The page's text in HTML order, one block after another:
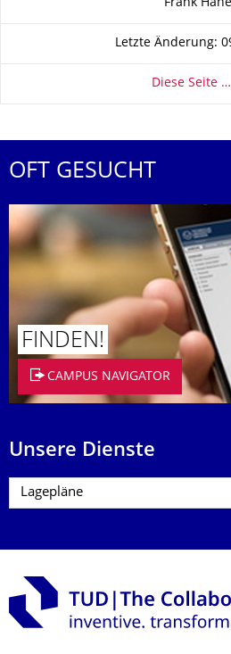
Frank Hänel
Letzte Änderung:
Diese Seite …
OFT GESUCHT
FINDEN!
CAMPUS NAVIGATOR
Unsere Dienste